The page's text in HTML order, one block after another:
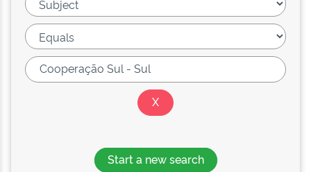
Start a new search